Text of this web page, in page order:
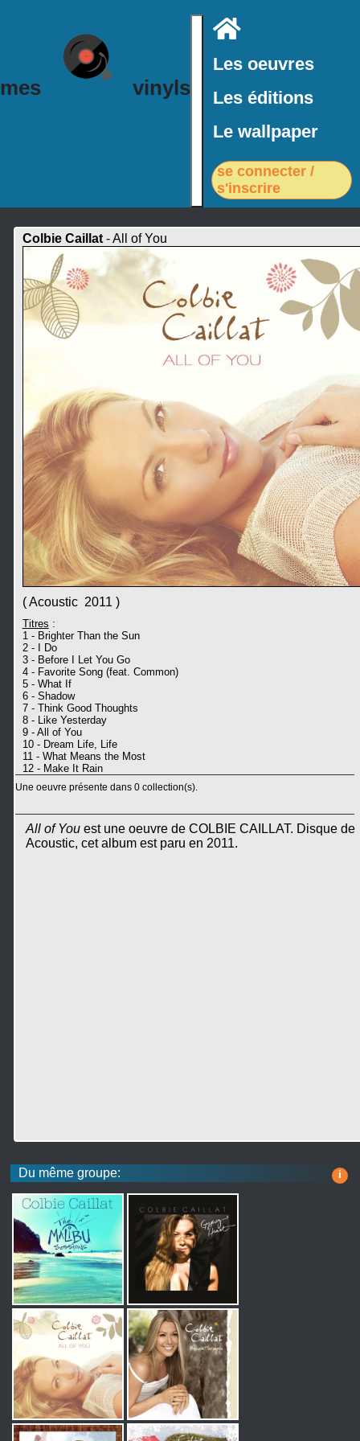
mes vinyls
Accueil
Les oeuvres
Les éditions
Le wallpaper
se connecter /
s'inscrire
Colbie Caillat- All of You
( Acoustic 2011 )
Titres :
1 - Brighter Than the Sun
2 - I Do
3 - Before I Let You Go
4 - Favorite Song (feat. Common)
5 - What If
6 - Shadow
7 - Think Good Thoughts
8 - Like Yesterday
9 - All of You
10 - Dream Life, Life
11 - What Means the Most
12 - Make It Rain
Une oeuvre présente dans 0 collection(s).
All of Youest une oeuvre de COLBIE CAILLAT. Disque de
Acoustic, cet album est paru en 2011.
Du même groupe: i